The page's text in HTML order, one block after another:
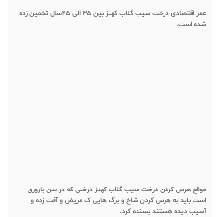
عمر اقتصادی درخت سیب گلاب کهنز بین ۳۵ الی ۴۵سال تخمین زده
شده است.
موقع هرس کردن درخت سیب گلاب کهنز درختی که در سن باروری
است باید به هرس کردن شاخ و برگ هایی ک مریض و آفت زده و
آسیب دیده هستند بسنده کرد.